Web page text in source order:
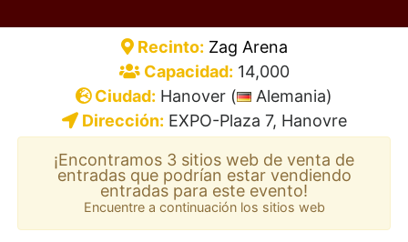
Recinto: Zag Arena
Capacidad: 14,000
Ciudad: Hanover (
Alemania)
Dirección: EXPO-Plaza 7, Hanovre
¡Encontramos 3 sitios web de venta de
entradas que podrían estar vendiendo
entradas para este evento!
Encuentre a continuación los sitios web